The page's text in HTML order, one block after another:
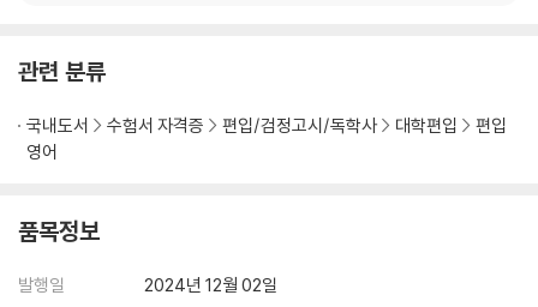
관련 분류
국내도서 수험서 자격증 편입/검정고시/독학사 대학편입
편입
영어
품목정보
발행일
2024년 12월 02일